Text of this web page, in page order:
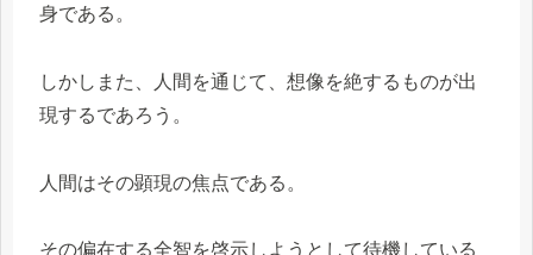
身である。
しかしまた、人間を通じて、想像を絶するものが出
現するであろう。
人間はその顕現の焦点である。
その偏在する全智を啓示しようとして待機している